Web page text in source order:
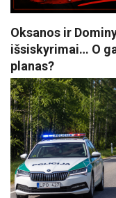
Oksanos ir
išsiskyrimai… O
planas?